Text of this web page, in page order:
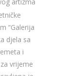
“Galerija
djela sa
i
vrijeme